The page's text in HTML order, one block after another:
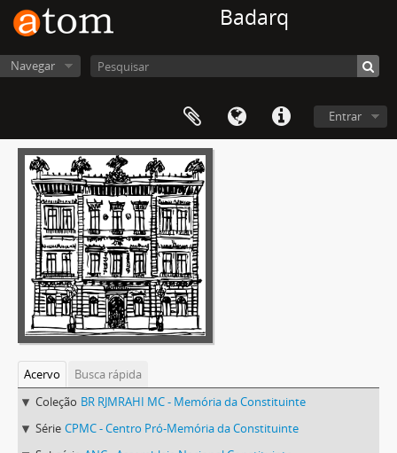
Badarq
Navegar
Entrar
Acervo
Busca rápida
Coleção BR RJMRAHI MC - Memória da Constituinte
Série CPMC - Centro Pró-Memória da Constituinte